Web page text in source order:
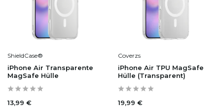
ShieldCase®
iPhone Air Transparente
MagSafe Hülle
13,99 €
Coverzs
iPhone Air TPU MagSafe
Hülle (Transparent)
19,99 €